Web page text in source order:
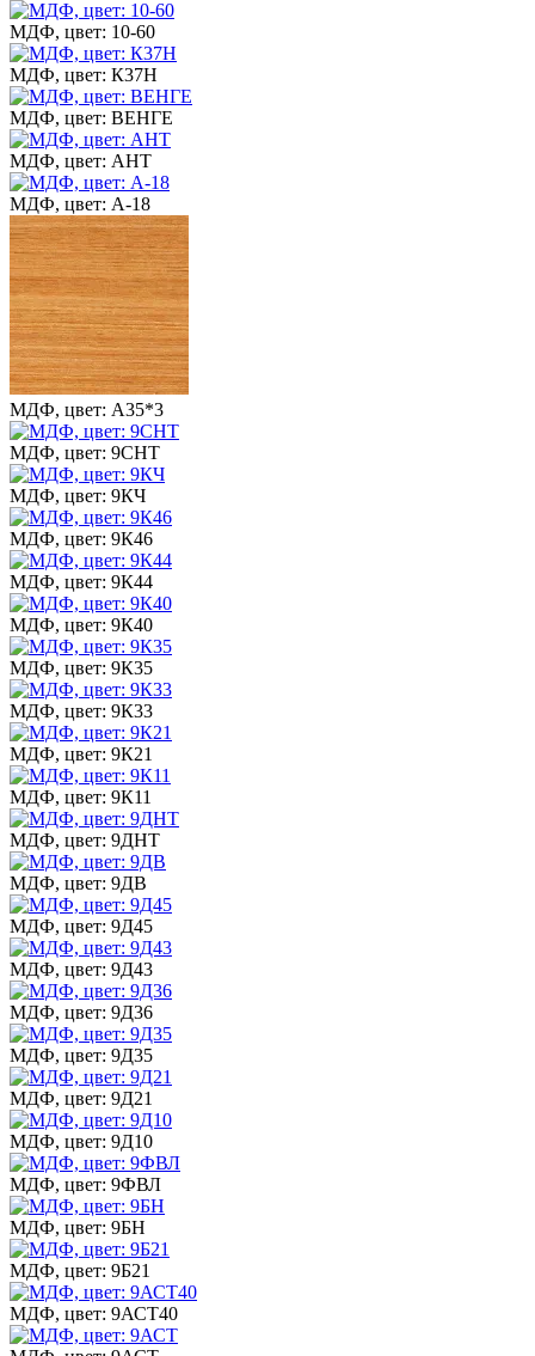
МДФ, цвет: 10-60
МДФ, цвет: К37Н
МДФ, цвет: ВЕНГЕ
МДФ, цвет: АНТ
МДФ, цвет: А-18
МДФ, цвет: А35*3
МДФ, цвет: 9СНТ
МДФ, цвет: 9КЧ
МДФ, цвет: 9К46
МДФ, цвет: 9К44
МДФ, цвет: 9К40
МДФ, цвет: 9К35
МДФ, цвет: 9К33
МДФ, цвет: 9К21
МДФ, цвет: 9К11
МДФ, цвет: 9ДНТ
МДФ, цвет: 9ДВ
МДФ, цвет: 9Д45
МДФ, цвет: 9Д43
МДФ, цвет: 9Д36
МДФ, цвет: 9Д35
МДФ, цвет: 9Д21
МДФ, цвет: 9Д10
МДФ, цвет: 9ФВЛ
МДФ, цвет: 9БН
МДФ, цвет: 9Б21
МДФ, цвет: 9АСТ40